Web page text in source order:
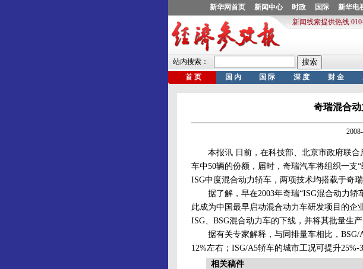
奇瑞混合
本报讯 日前，在科技部、北京市政府联合
车中50辆的份额，届时，奇瑞汽车将组织一支
ISG中度混合动力轿车，两项技术均搭载于奇瑞
据了解，早在2003年奇瑞“ISG混合动力轿
此成为中国最早启动混合动力车研发项目的企
ISG、BSG混合动力车的下线，并将其批量生
据有关专家解释，与同排量车相比，BSG/
12%左右；ISG/A5轿车的城市工况可提升25%-
相关稿件